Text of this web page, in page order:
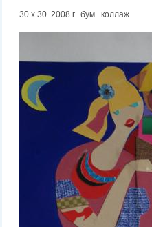
30 х 30 2008 г. бум. коллаж